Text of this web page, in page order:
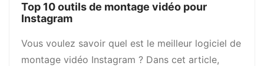
Top 10 outils de montage vidéo pour
Instagram
Vous voulez savoir quel est le meilleur logiciel de
montage vidéo Instagram ? Dans cet article,